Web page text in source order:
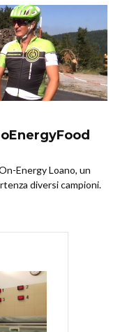
Energy Loano, un
diversi campioni.